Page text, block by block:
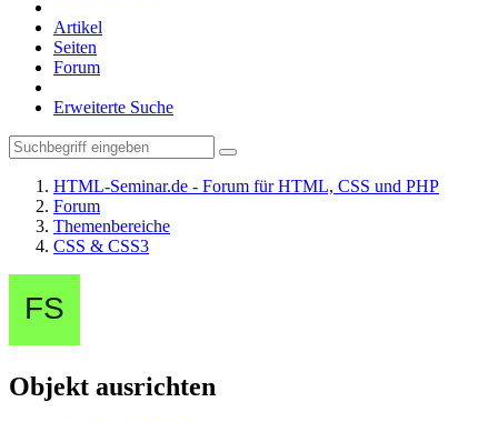
Artikel
Seiten
Forum
Erweiterte Suche
HTML-Seminar.de - Forum für HTML, CSS und PHP
Forum
Themenbereiche
CSS & CSS3
Objekt ausrichten